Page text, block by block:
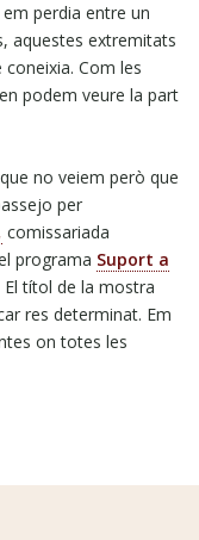
perdia entre un
aquestes extremitats
Com les
podem veure la part
no veiem però que
per
comissariada
programa Suport a
El títol de la mostra
res determinat. Em
on totes les